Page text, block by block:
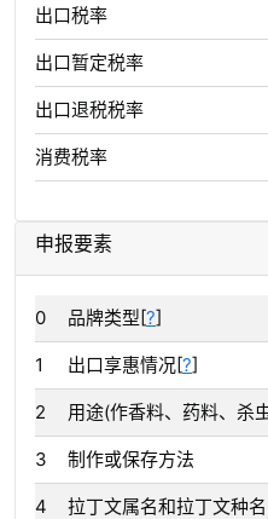
出口税率
出口暂定税率
出口退税税率
消费税率
申报要素
0 品牌类型[?]
1 出口享惠情况[?]
2 用途(作香料、药料、杀
3 制作或保存方法
4 拉丁文属名和拉丁文种名